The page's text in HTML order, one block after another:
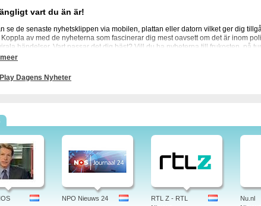
vart du än är!
se de senaste nyhetsklippen via mobilen, plattan eller datorn vilket ger dig
Koppla av med de nyheterna som fascinerar dig mest oavsett om det är inom
händelser. Vart passar det dig bäst? Vill du ha nyheterna till frukosten, på
du kan hålla dig uppdaterad på dina villkor. Se alla nyhetsklipp på Dagens
Nyheter: Ekonomi, Sport, Kultur, Opinion, Bostad, Resor. Tidningsnyheter
politisk inriktning, ekonomi, kundtjänst, adress, pdf, dagens nyheter, sverige,
Play Dagens Nyheter
NPO Nieuws 24
RTL Z - RTL
Nu.nl